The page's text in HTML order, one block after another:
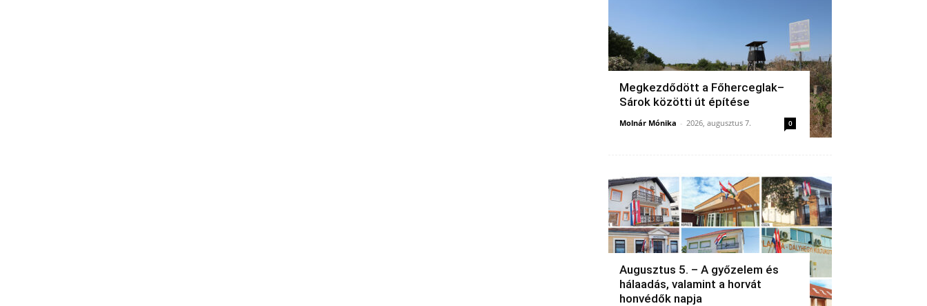
Megkezdődött a Főherceglak–
Sárok közötti út építése
Molnár Mónika - 2026, augusztus 7. 0
Augusztus 5. – A győzelem és
hálaadás, valamint a horvát
honvédők napja